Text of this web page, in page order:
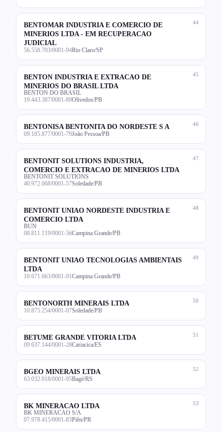
44
BENTOMAR INDUSTRIA E COMERCIO DE
MINERIOS LTDA - EM RECUPERACAO
JUDICIAL
56.558.703/0001-94Rio Claro/SP
45
BENTON INDUSTRIA E EXTRACAO DE
MINERIOS DO BRASIL LTDA
BENTON DO BRASIL
19.443.387/0001-89Olivedos/PB
46
BENTONISA BENTONITA DO NORDESTE S A
09.185.877/0001-79João Pessoa/PB
47
BENTONIT SOLUTIONS INDUSTRIA,
COMERCIO E EXTRACAO DE MINERIOS LTDA
BENTONIT SOLUTIONS
40.972.068/0001-57Soledade/PB
48
BENTONIT UNIAO NORDESTE INDUSTRIA E
COMERCIO LTDA
BUN
08.811.119/0001-56Campina Grande/PB
49
BENTONIT UNIAO TECNOLOGIAS AMBIENTAIS
LTDA
10.671.663/0001-91 Campina Grande/PB
50
BENTONORTH MINERAIS LTDA
10.875.254/0001-07Soledade/PB
51
BETUME GRANDE VITORIA LTDA
09.637.144/0001-28Cariacica/ES
52
BGEO MINERAIS LTDA
63.032.018/0001-95Bagé/RS
53
BK MINERACAO LTDA
BK MINERACAO S/A
07.978.415/0001-83Piên/PR